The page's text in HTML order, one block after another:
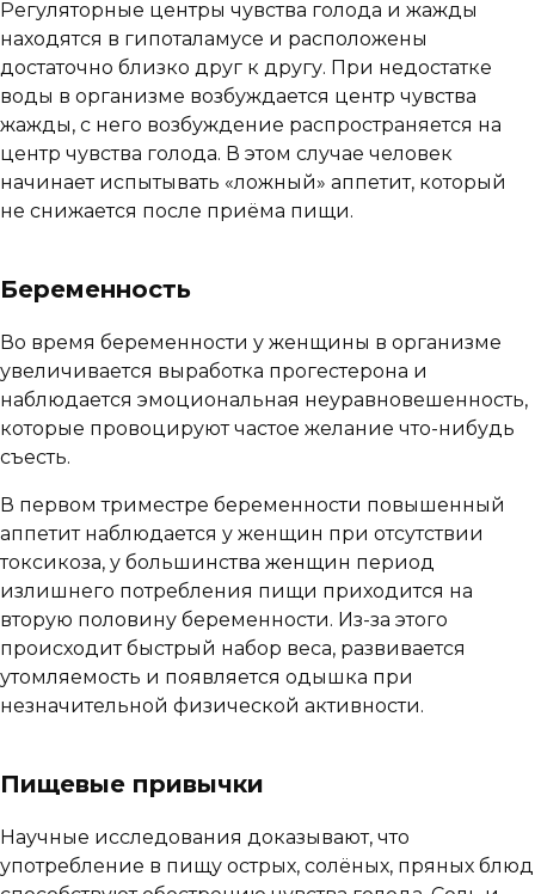
Регуляторные центры чувства голода и жажды
находятся в гипоталамусе и расположены
достаточно близко друг к другу. При недостатке
воды в организме возбуждается центр чувства
жажды, с него возбуждение распространяется на
центр чувства голода. В этом случае человек
начинает испытывать «ложный» аппетит, который
не снижается после приёма пищи.
Беременность
Во время беременности у женщины в организме
увеличивается выработка прогестерона и
наблюдается эмоциональная неуравновешенность,
которые провоцируют частое желание что-нибудь
съесть.
В первом триместре беременности повышенный
аппетит наблюдается у женщин при отсутствии
токсикоза, у большинства женщин период
излишнего потребления пищи приходится на
вторую половину беременности. Из-за этого
происходит быстрый набор веса, развивается
утомляемость и появляется одышка при
незначительной физической активности.
Пищевые привычки
Научные исследования доказывают, что
употребление в пищу острых, солёных, пряных блюд